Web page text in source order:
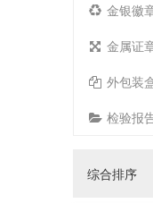
金银徽
金属证
外包装
检验报
综合排序